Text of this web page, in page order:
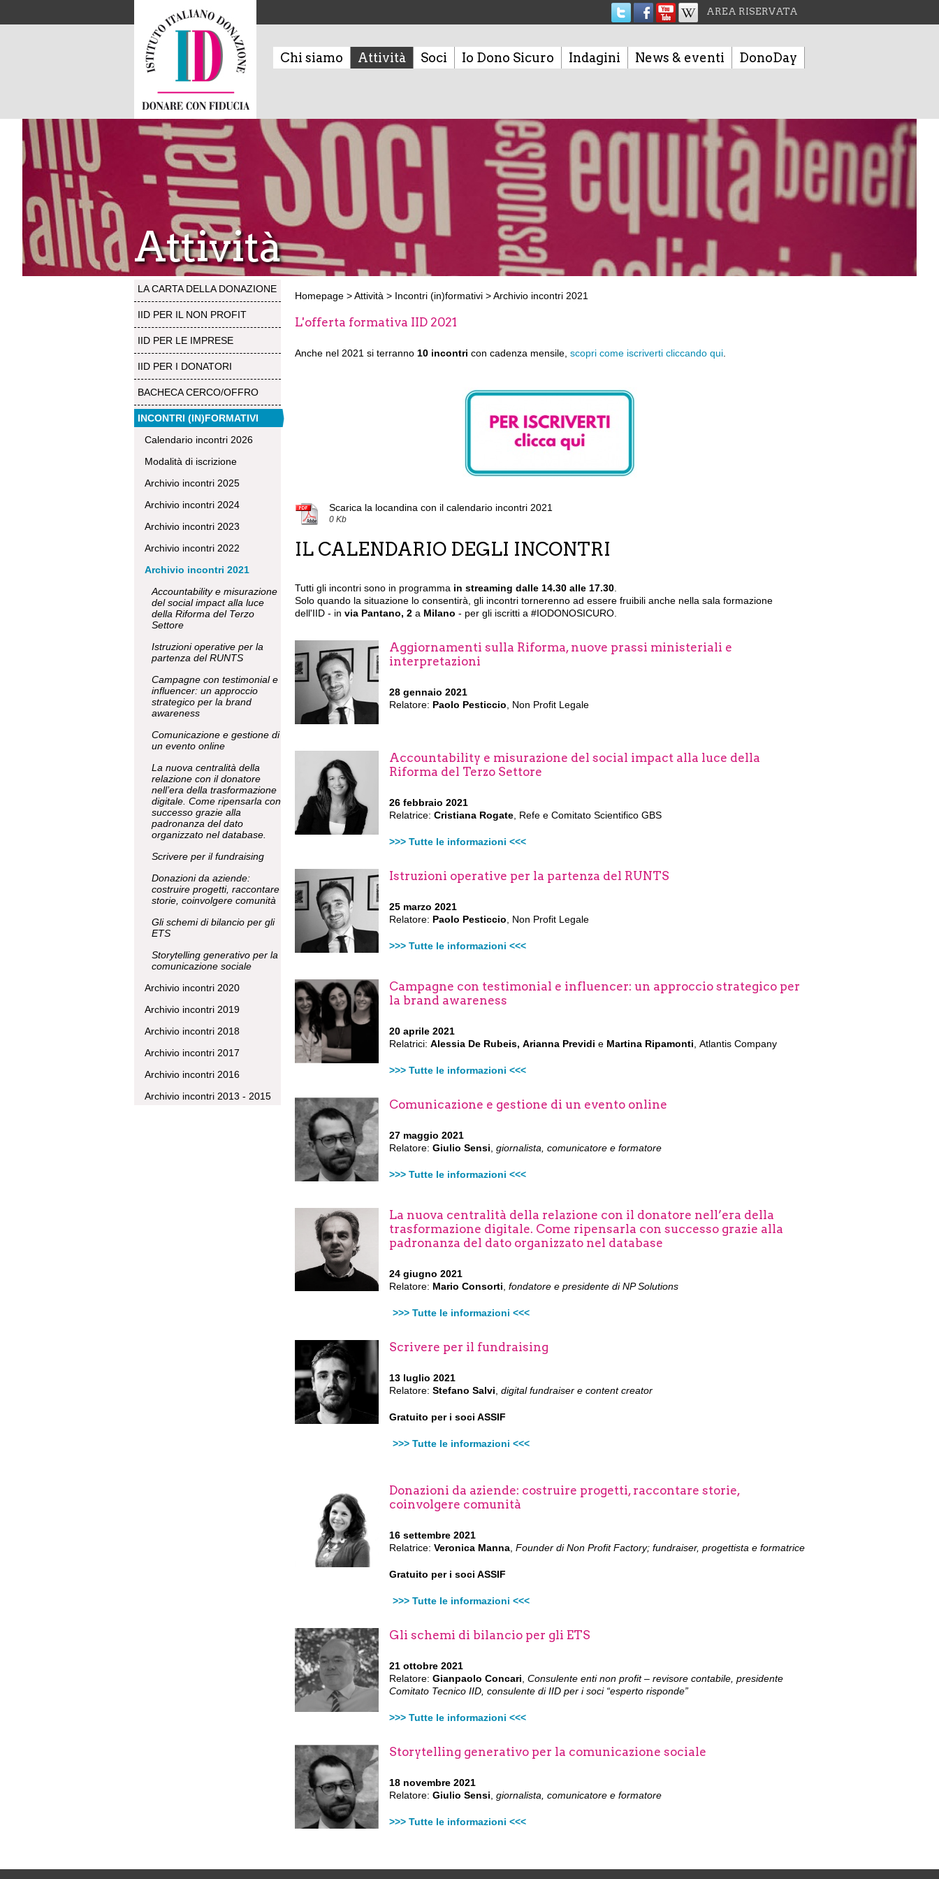
AREA RISERVATA
Chi siamo Attività Soci Io Dono Sicuro Indagini News & eventi DonoDay
Attività
LA CARTA DELLA DONAZIONE
IID PER IL NON PROFIT
IID PER LE IMPRESE
IID PER I DONATORI
BACHECA CERCO/OFFRO
INCONTRI (IN)FORMATIVI
Calendario incontri 2026
Modalità di iscrizione
Archivio incontri 2025
Archivio incontri 2024
Archivio incontri 2023
Archivio incontri 2022
Archivio incontri 2021
Accountability e misurazione
del social impact alla luce
della Riforma del Terzo
Settore
Istruzioni operative per la
partenza del RUNTS
Campagne con testimonial e
influencer: un approccio
strategico per la brand
awareness
Comunicazione e gestione di
un evento online
La nuova centralità della
relazione con il donatore
nell’era della trasformazione
digitale. Come ripensarla con
successo grazie alla
padronanza del dato
organizzato nel database.
Scrivere per il fundraising
Donazioni da aziende:
costruire progetti, raccontare
storie, coinvolgere comunità
Gli schemi di bilancio per gli
ETS
Storytelling generativo per la
comunicazione sociale
Archivio incontri 2020
Archivio incontri 2019
Archivio incontri 2018
Archivio incontri 2017
Archivio incontri 2016
Archivio incontri 2013 - 2015
Homepage >Attività > Incontri (in)formativi >Archivio incontri 2021
L'offerta formativa IID 2021
Anche nel 2021 si terranno 10 incontri con cadenza mensile, scopri come iscriverti cliccando qui
Scarica la locandina con il calendario incontri 2021
0 Kb
IL CALENDARIO DEGLI INCONTRI
Tutti gli incontri sono in programma in streaming dalle 14.30 alle 17.30
Solo quando la situazione lo consentirà, gli incontri tornerenno ad essere fruibili anche nella sala formazione
dell'IID - in via Pantano, 2 a Milano - per gli iscritti a #IODONOSICURO.
Aggiornamenti sulla Riforma, nuove prassi ministeriali e
interpretazioni
28 gennaio 2021
Relatore: Paolo Pesticcio , Non Profit Legale
Accountability e misurazione del social impact alla luce della
Riforma del Terzo Settore
26 febbraio 2021
Relatrice: Cristiana Rogate , Refe e Comitato Scientifico GBS
>>> Tutte le informazioni <<<
Istruzioni operative per la partenza del RUNTS
25 marzo 2021
Relatore: Paolo Pesticcio , Non Profit Legale
>>> Tutte le informazioni <<<
Campagne con testimonial e influencer: un approccio strategico per
la brand awareness
20 aprile 2021
Relatrici: Alessia De Rubeis, Arianna Previdi e Martina Ripamonti Atlantis Company
>>> Tutte le informazioni <<<
Comunicazione e gestione di un evento online
27 maggio 2021
Relatore: Giulio Sensi giornalista, comunicatore e formatore
>>> Tutte le informazioni <<<
La nuova centralità della relazione con il donatore nell’era della
trasformazione digitale. Come ripensarla con successo grazie alla
padronanza del dato organizzato nel database
24 giugno 2021
Relatore: Mario Consorti fondatore e presidente di NP Solutions
>>> Tutte le informazioni <<<
Scrivere per il fundraising
13 luglio 2021
Relatore: Stefano Salvi digital fundraiser e content creator
Gratuito per i soci ASSIF
>>> Tutte le informazioni <<<
Donazioni da aziende: costruire progetti, raccontare storie,
coinvolgere comunità
16 settembre 2021
Relatrice: Veronica Manna Founder di Non ProfitFactory; fundraiser, progettista e formatrice
Gratuito per i soci ASSIF
>>> Tutte le informazioni <<<
Gli schemi di bilancio per gli ETS
21 ottobre 2021
Relatore: Gianpaolo Concari Consulente enti non profit – revisore contabile, presidente
Comitato Tecnico IID, consulente di IID per i soci “esperto risponde”
>>> Tutte le informazioni <<<
Storytelling generativo per la comunicazione sociale
18 novembre 2021
Relatore: Giulio Sensi giornalista, comunicatore e formatore
>>> Tutte le informazioni <<<